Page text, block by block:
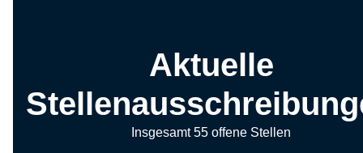
Aktuelle
Insgesamt 55 offene Stellen